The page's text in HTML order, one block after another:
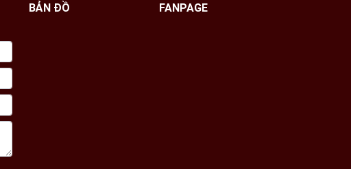
BẢN ĐỒ FANPAGE